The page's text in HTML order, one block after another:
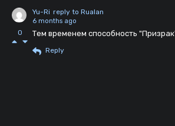
0
Yu-Ri reply to Rualan
6 months ago
Тем временем способность
Reply